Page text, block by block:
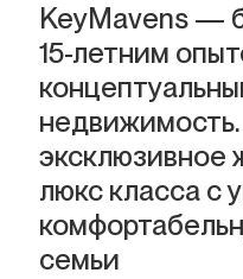
KeyMavens —
15-летним
эксклюзивное
люкс класса с
семьи